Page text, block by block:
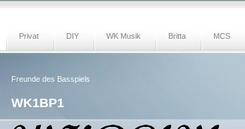
Privat DIY WK Musik Britta MCS
Freunde des Basspiels
WK1BP1